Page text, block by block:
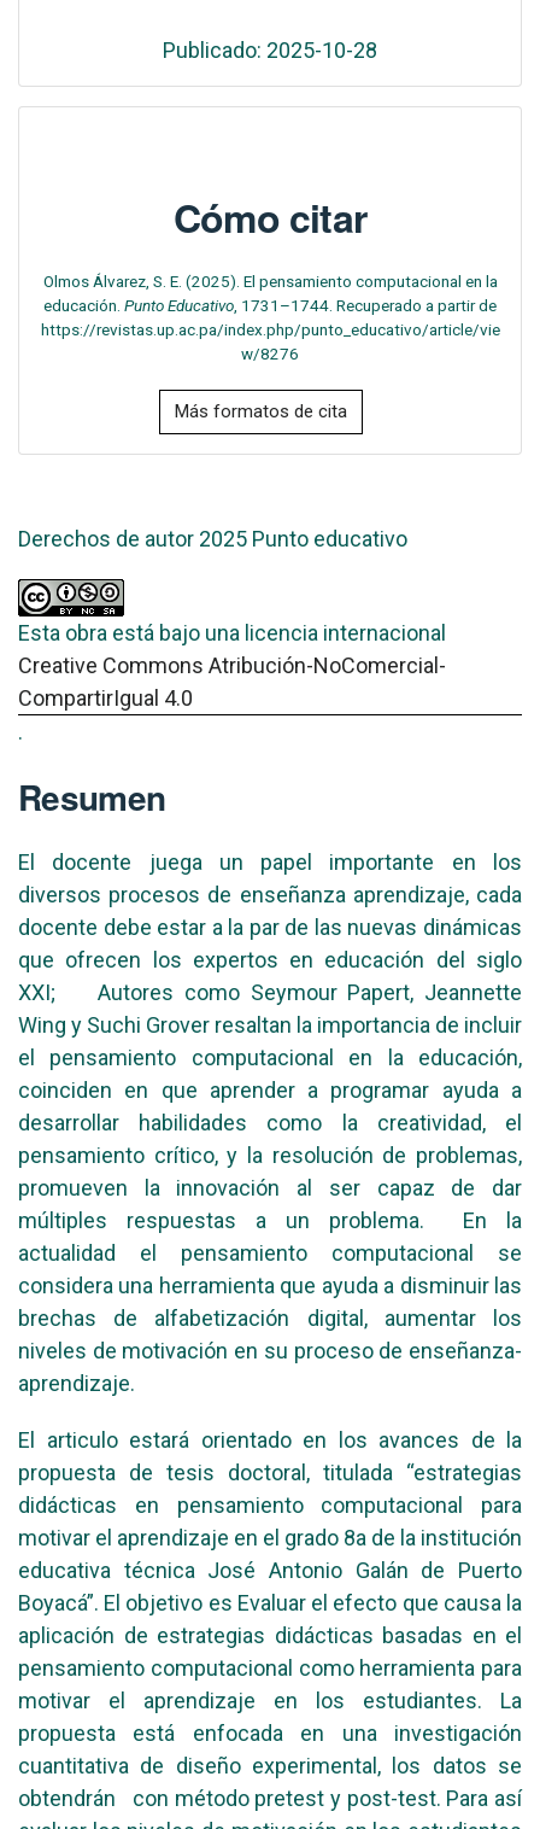
Publicado: 2025-10-28
Cómo citar
Olmos Álvarez, S. E. (2025). El pensamiento computacional en la
educación. Punto Educativo , 1731–1744. Recuperado a partir de
https://revistas.up.ac.pa/index.php/punto_educativo/article/vie
w/8276
Más formatos de cita
Derechos de autor 2025 Punto educativo
Esta obra está bajo una licencia internacional
Creative Commons Atribución-NoComercial-
CompartirIgual 4.0
.
Resumen
El docente juega un papel importante en los
diversos procesos de enseñanza aprendizaje, cada
docente debe estar a la par de las nuevas dinámicas
que ofrecen los expertos en educación del siglo
XXI; Autores como Seymour Papert, Jeannette
Wing y Suchi Grover resaltan la importancia de incluir
el pensamiento computacional en la educación,
coinciden en que aprender a programar ayuda a
desarrollar habilidades como la creatividad, el
pensamiento crítico, y la resolución de problemas,
promueven la innovación al ser capaz de dar
múltiples respuestas a un problema. En la
actualidad el pensamiento computacional se
considera una herramienta que ayuda a disminuir las
brechas de alfabetización digital, aumentar los
niveles de motivación en su proceso de enseñanza-
aprendizaje.
El articulo estará orientado en los avances de la
propuesta de tesis doctoral, titulada “estrategias
didácticas en pensamiento computacional para
motivar el aprendizaje en el grado 8a de la institución
educativa técnica José Antonio Galán de Puerto
Boyacá”. El objetivo es Evaluar el efecto que causa la
aplicación de estrategias didácticas basadas en el
pensamiento computacional como herramienta para
motivar el aprendizaje en los estudiantes. La
propuesta está enfocada en una investigación
cuantitativa de diseño experimental, los datos se
obtendrán con método pretest y post-test. Para así